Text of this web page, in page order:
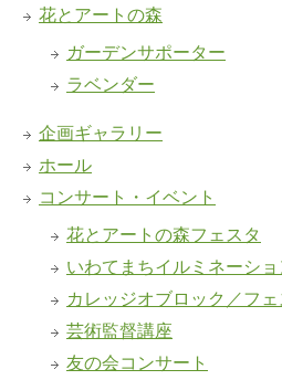
花とアートの森
ガーデンサポーター
ラベンダー
企画ギャラリー
ホール
コンサート・イベント
花とアートの森フェスタ
いわてまちイルミネーシ
カレッジオブロック／フェ
芸術監督講座
友の会コンサート